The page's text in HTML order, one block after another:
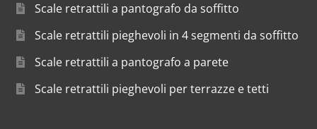
Scale retrattili a pantografo da soffitto
Scale retrattili pieghevoli in 4 segmenti da soffitto
Scale retrattili a pantografo a parete
Scale retrattili pieghevoli per terrazze e tetti